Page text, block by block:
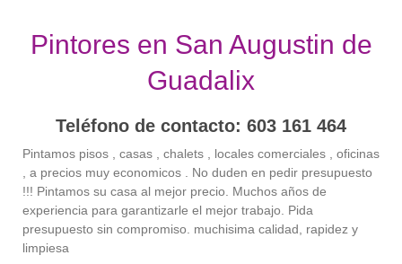
Pintores en San Augustin de
Guadalix
Teléfono de contacto: 603 161 464
Pintamos pisos , casas , chalets , locales comerciales , oficinas
, a precios muy economicos . No duden en pedir presupuesto
!!! Pintamos su casa al mejor precio. Muchos años de
experiencia para garantizarle el mejor trabajo. Pida
presupuesto sin compromiso. muchisima calidad, rapidez y
limpiesa